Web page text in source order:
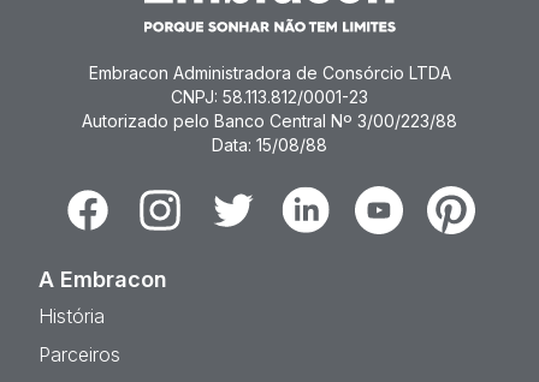
Embracon Administradora de Consórcio LTDA
CNPJ: 58.113.812/0001-23
Autorizado pelo Banco Central Nº 3/00/223/88
Data: 15/08/88
FacebookInstagramTwitter LinkedinYoutubePinterest
A Embracon
História
Parceiros